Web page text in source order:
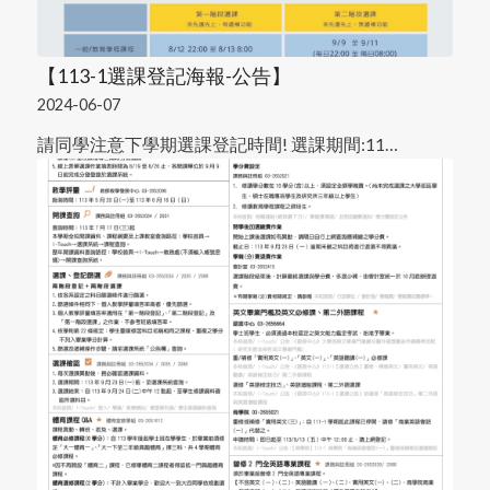
【113-1選課登記海報-公告】
2024-06-07
請同學注意下學期選課登記時間! 選課期間:11…